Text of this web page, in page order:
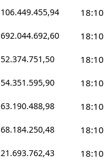
106.449.455,94 18:10
692.044.692,60 18:10
52.374.751,50 18:10
54.351.595,90 18:10
63.190.488,98 18:10
68.184.250,48 18:10
21.693.762,43 18:10